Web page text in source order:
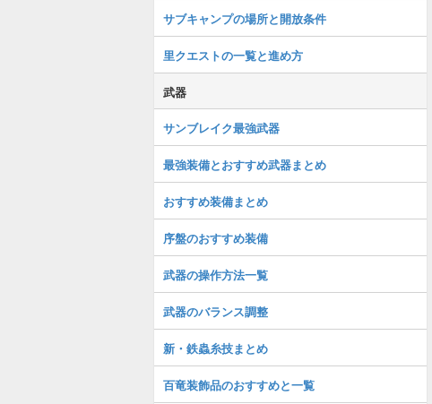
サブキャンプの場所と開放条件
里クエストの一覧と進め方
武器
サンブレイク最強武器
最強装備とおすすめ武器まとめ
おすすめ装備まとめ
序盤のおすすめ装備
武器の操作方法一覧
武器のバランス調整
新・鉄蟲糸技まとめ
百竜装飾品のおすすめと一覧